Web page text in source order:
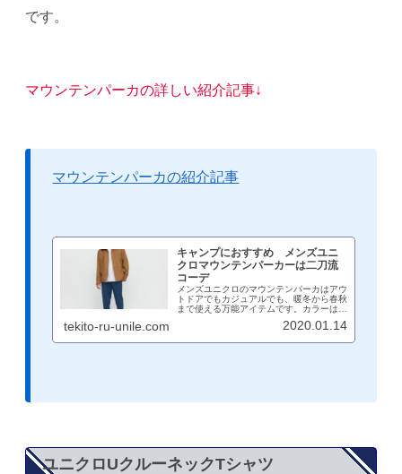
です。
マウンテンパーカの詳しい紹介記事↓
マウンテンパーカの紹介記事
キャンプにおすすめ メンズユニ
クロマウンテンパーカーは二刀流
コーデ
メンズユニクロのマウンテンパーカはアウ
トドアでもカジュアルでも、暖冬から春秋
まで使える万能アイテムです。カラーは慎
けば様々なシーンに活躍できます。おすす
tekito-ru-unile.com 2020.01.14
ユニクロUクルーネックTシャツ